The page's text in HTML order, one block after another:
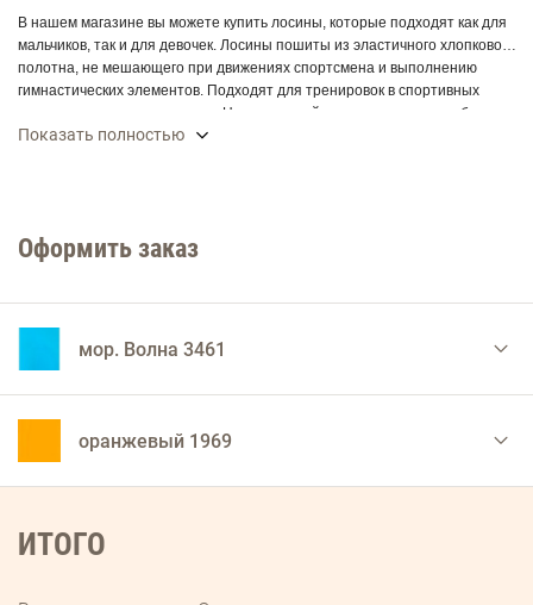
В нашем магазине вы можете купить лосины, которые подходят как для
мальчиков, так и для девочек. Лосины пошиты из эластичного хлопкового
полотна, не мешающего при движениях спортсмена и выполнению
гимнастических элементов. Подходят для тренировок в спортивных
залах и на открытом воздухе. Незаменимый аксессуар в гардеробе
спортсмена. Состав ткани: 88% хлопок и 12% эластан. Натуральный
Показать полностью
Оформить заказ
мор. Волна 3461
оранжевый 1969
ИТОГО